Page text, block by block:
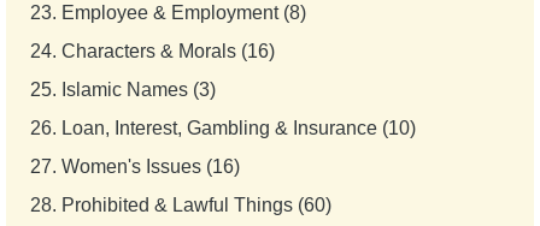
23. Employee & Employment (8)
24. Characters & Morals (16)
25. Islamic Names (3)
26. Loan, Interest, Gambling & Insurance (10)
27. Women's Issues (16)
28. Prohibited & Lawful Things (60)